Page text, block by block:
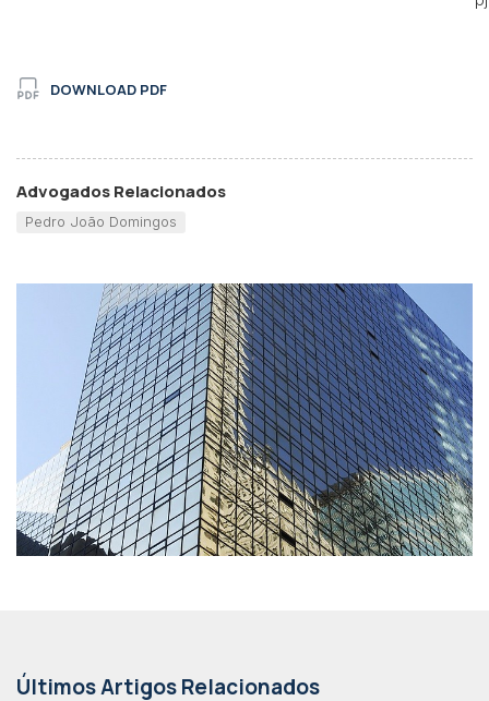
DOWNLOAD PDF
Advogados Relacionados
Pedro João Domingos
Últimos Artigos Relacionados